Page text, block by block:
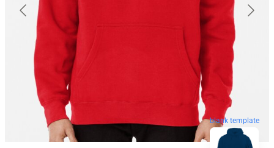
blank template